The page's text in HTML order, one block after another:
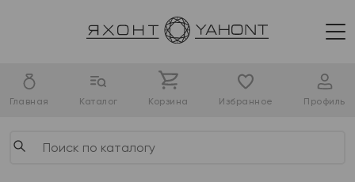
Главная Каталог Корзина Избранное Профиль